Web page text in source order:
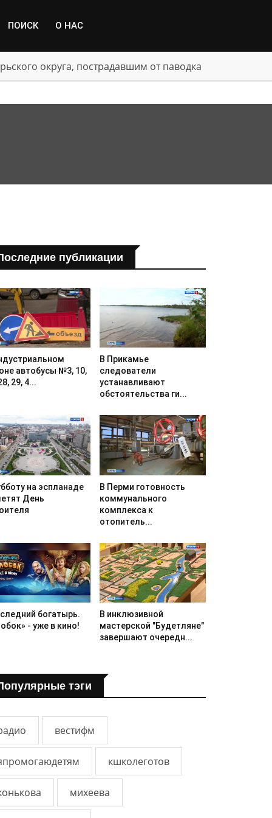
ПОИСК О НАС
округа, пострадавшим от паводка
публикации
автобусы №3, 10,
29, 4...
В Прикамье
следователи
устанавливают
обстоятельства ги...
на эспланаде
День
В Перми готовность
коммунального
комплекса к
отопитель...
богатырь.
- уже в кино!
В инклюзивной
мастерской "Будетляне"
завершают очередн...
тэги
вестифм
кшколеготов
михеева